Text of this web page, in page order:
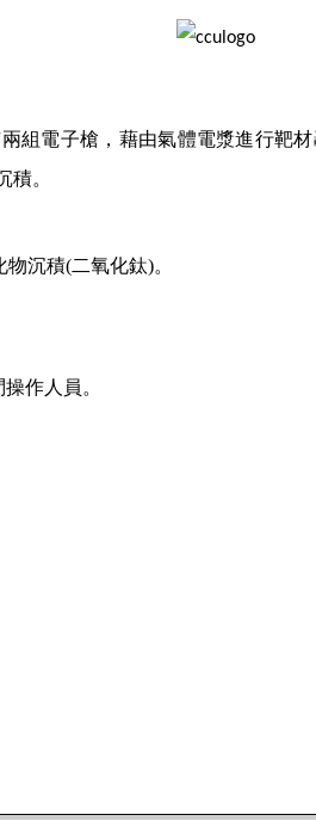
組電子槍，藉由氣體電漿進行靶
。
物沉積(二氧化鈦)。
作人員。